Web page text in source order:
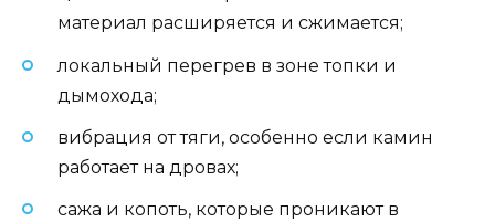
материал расширяется и сжимается;
локальный перегрев в зоне топки и
дымохода;
вибрация от тяги, особенно если камин
работает на дровах;
сажа и копоть, которые проникают в